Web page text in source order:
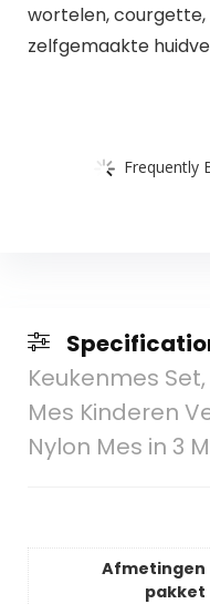
wortelen,
zelfgemaakte
Frequently
Keukenmes
Mes Kinderen
Nylon Mes in 3
Afmetingen
pakket